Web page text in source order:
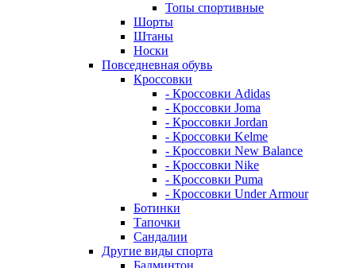
Топы спортивные
Шорты
Штаны
Носки
Повседневная обувь
Кроссовки
- Кроссовки Adidas
- Кроссовки Joma
- Кроссовки Jordan
- Кроссовки Kelme
- Кроссовки New Balance
- Кроссовки Nike
- Кроссовки Puma
- Кроссовки Under Armour
Ботинки
Тапочки
Сандалии
Другие виды спорта
Бадминтон